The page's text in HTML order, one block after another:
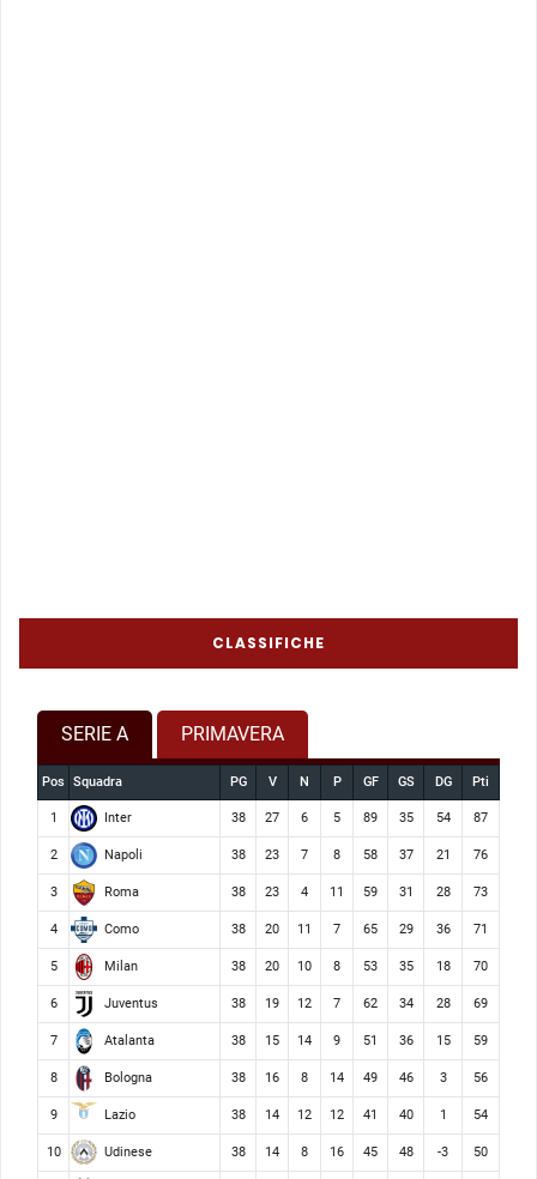
CLASSIFICHE
SERIE A PRIMAVERA
Pos Squadra PG V N P GF GS DG Pti
1 Inter 38 27 6 5 89 35 54 87
2 Napoli 38 23 7 8 58 37 21 76
3 Roma 38 23 4 11 59 31 28 73
4 Como 38 20 11 7 65 29 36 71
5 Milan 38 20 10 8 53 35 18 70
6 Juventus 38 19 12 7 62 34 28 69
7 Atalanta 38 15 14 9 51 36 15 59
8 Bologna 38 16 8 14 49 46 3 56
9 Lazio 38 14 12 12 41 40 1 54
10 Udinese 38 14 8 16 45 48 -3 50